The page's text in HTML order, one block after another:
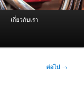
ละ อะไหล่
เกี่ยวกับเรา
ต่อไป →